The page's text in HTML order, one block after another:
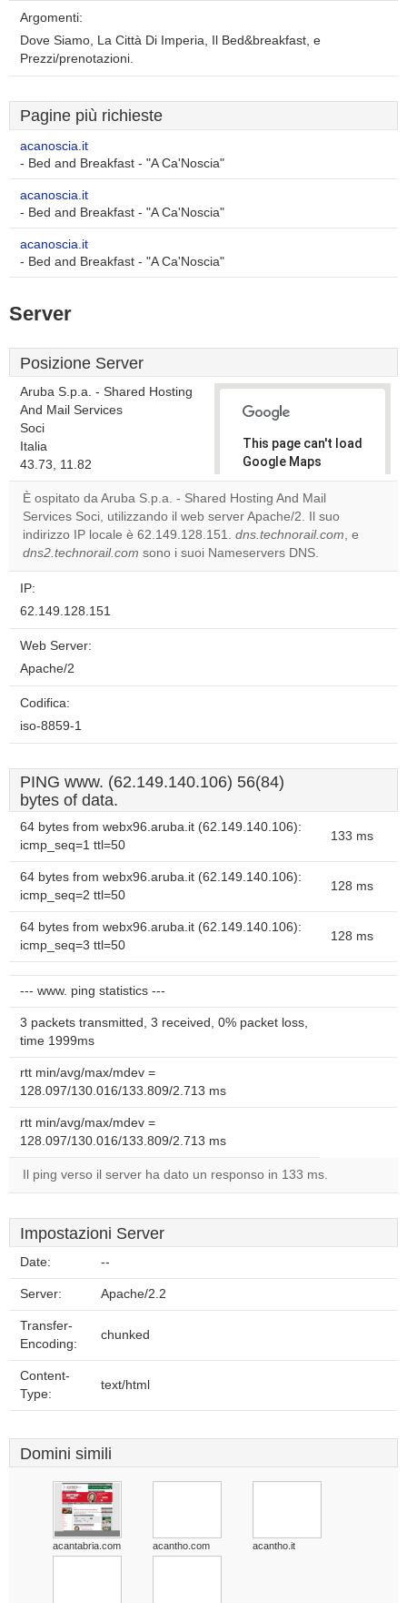
Argomenti:
Dove Siamo, La Città Di Imperia, Il Bed&breakfast, e
Prezzi/prenotazioni.
Pagine più richieste
acanoscia.it
- Bed and Breakfast - "A Ca'Noscia"
acanoscia.it
- Bed and Breakfast - "A Ca'Noscia"
acanoscia.it
- Bed and Breakfast - "A Ca'Noscia"
Server
Posizione Server
Aruba S.p.a. - Shared Hosting
And Mail Services
Soci
Italia
43.73, 11.82
This page can't load
Google Maps
correctly.
Do you
own this
website?
OK
È ospitato da Aruba S.p.a. - Shared Hosting And Mail
Services Soci, utilizzando il web server Apache/2. Il suo
indirizzo IP locale è 62.149.128.151. dns.technorail.com, e
dns2.technorail.com sono i suoi Nameservers DNS.
IP:
62.149.128.151
Web Server:
Apache/2
Codifica:
iso-8859-1
PING www. (62.149.140.106) 56(84)
bytes of data.
64 bytes from webx96.aruba.it (62.149.140.106):
icmp_seq=1 ttl=50
133 ms
64 bytes from webx96.aruba.it (62.149.140.106):
icmp_seq=2 ttl=50
128 ms
64 bytes from webx96.aruba.it (62.149.140.106):
icmp_seq=3 ttl=50
128 ms
--- www. ping statistics ---
3 packets transmitted, 3 received, 0% packet loss,
time 1999ms
rtt min/avg/max/mdev =
128.097/130.016/133.809/2.713 ms
rtt min/avg/max/mdev =
128.097/130.016/133.809/2.713 ms
Il ping verso il server ha dato un responso in 133 ms.
Impostazioni Server
Date: --
Server: Apache/2.2
Transfer-
Encoding:
chunked
Content-
Type:
text/html
Domini simili
acantabria.com acantho.com acantho.it